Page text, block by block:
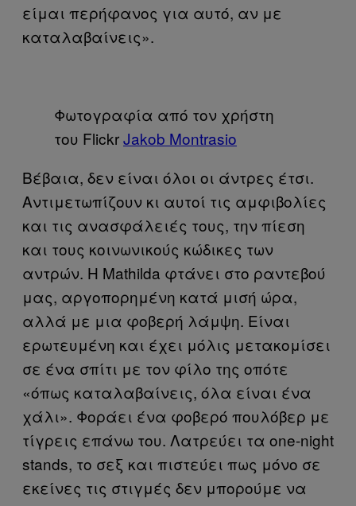
είμαι περήφανος για αυτό, αν με
καταλαβαίνεις».
Φωτογραφία από τον χρήστη
του FlickrJakob Montrasio
Βέβαια, δεν είναι όλοι οι άντρες έτσι.
Αντιμετωπίζουν κι αυτοί τις αμφιβολίες
και τις ανασφάλειές τους, την πίεση
και τους κοινωνικούς κώδικες των
αντρών. Η Mathilda φτάνει στο ραντεβού
μας, αργοπορημένη κατά μισή ώρα,
αλλά με μια φοβερή λάμψη. Είναι
ερωτευμένη και έχει μόλις μετακομίσει
σε ένα σπίτι με τον φίλο της οπότε
«όπως καταλαβαίνεις, όλα είναι ένα
χάλι». Φοράει ένα φοβερό πουλόβερ με
τίγρεις επάνω του. Λατρεύει τα one-night
stands, το σεξ και πιστεύει πως μόνο σε
εκείνες τις στιγμές δεν μπορούμε να